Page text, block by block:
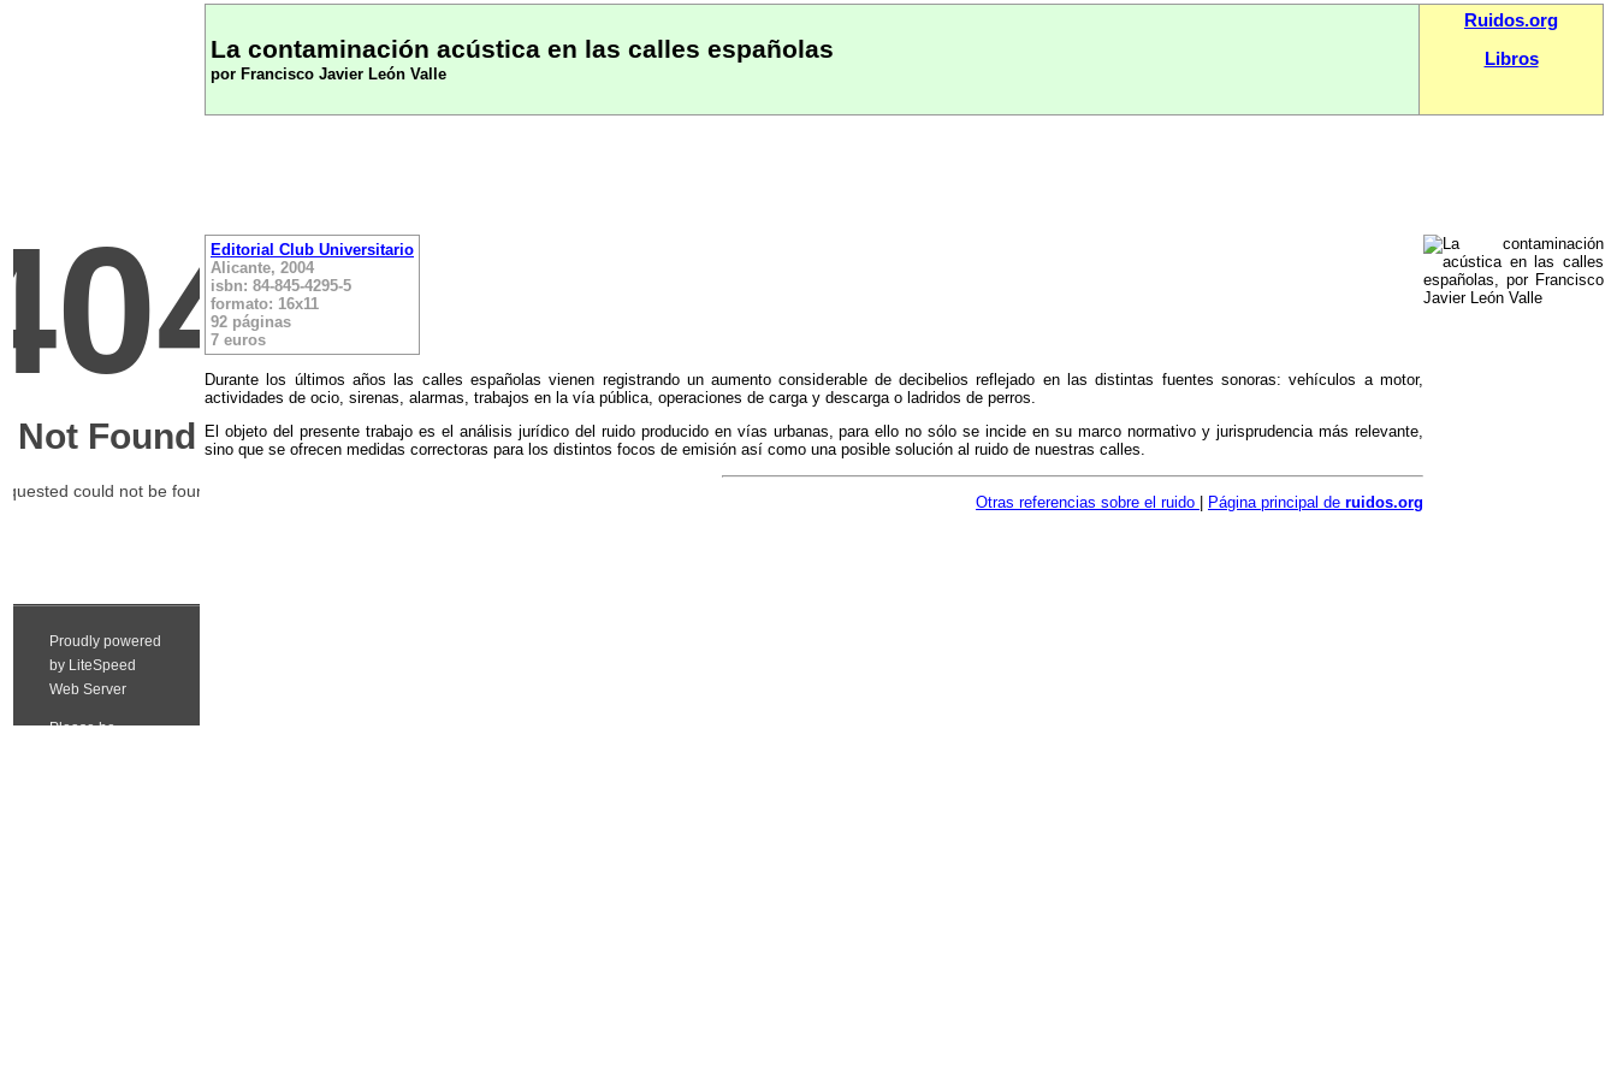
La contaminación acústica en las calles españolas
por Francisco Javier León Valle
Ruidos.org
Libros
Editorial Club Universitario
Alicante, 2004
isbn: 84-845-4295-5
formato: 16x11
92 páginas
7 euros
Durante los últimos años las calles españolas vienen registrando un aumento considerable de decibelios reflejado en las distintas fuentes sonoras: vehículos a motor,
actividades de ocio, sirenas, alarmas, trabajos en la vía pública, operaciones de carga y descarga o ladridos de perros.
El objeto del presente trabajo es el análisis jurídico del ruido producido en vías urbanas, para ello no sólo se incide en su marco normativo y jurisprudencia más relevante,
sino que se ofrecen medidas correctoras para los distintos focos de emisión así como una posible solución al ruido de nuestras calles.
Otras referencias sobre el ruido Página principal de ruidos.org